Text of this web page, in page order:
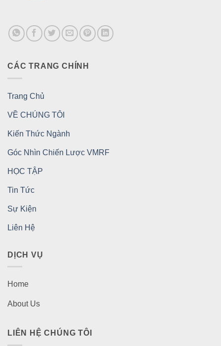
CÁC TRANG CHÍNH
Trang Chủ
VỀ CHÚNG TÔI
Kiến Thức Ngành
Góc Nhìn Chiến Lược VMRF
HỌC TẬP
Tin Tức
Sự Kiện
Liên Hệ
DỊCH VỤ
Home
About Us
LIÊN HỆ CHÚNG TÔI